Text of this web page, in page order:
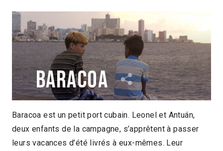
Baracoa
Pablo Briones Suisse 2019
1h29
Baracoa est un petit port cubain. Leonel et Antuán,
deux enfants de la campagne, s’apprêtent à passer
leurs vacances d’été livrés à eux-mêmes. Leur